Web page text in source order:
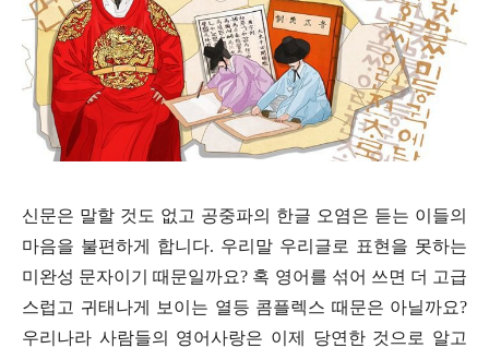
신문은 말할 것도 없고 공중파의 한글 오염은 듣는 이들의
마음을 불편하게 합니다. 우리말 우리글로 표현을 못하는
미완성 문자이기 때문일까요? 혹 영어를 섞어 쓰면 더 고급
스럽고 귀태나게 보이는 열등 콤플렉스 때문은 아닐까요?
우리나라 사람들의 영어사랑은 이제 당연한 것으로 알고